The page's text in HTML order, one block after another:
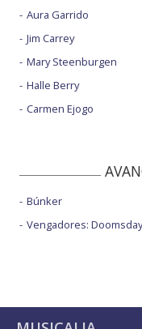
Aura Garrido
Jim Carrey
Mary Steenburgen
Halle Berry
Carmen Ejogo
Búnker
Vengadores: Doomsday